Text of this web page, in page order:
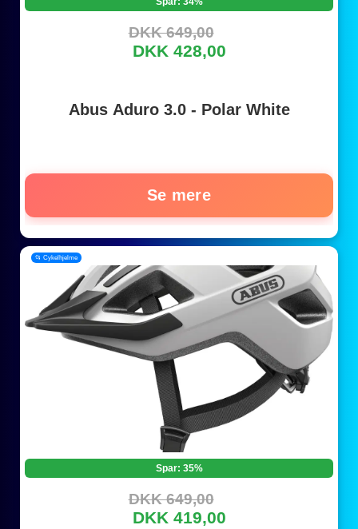
DKK 649,00
DKK 428,00
Abus Aduro 3.0 - Polar White
Se mere
📂 Cykelhjelme
Spar: 35%
DKK 649,00
DKK 419,00